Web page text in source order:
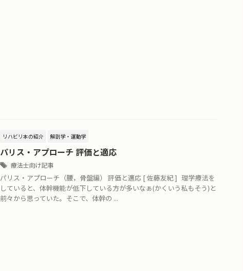
リハビリ本の紹介 解剖学・運動学
パリス・アプローチ 評価と適応
療法士向け記事
パリス・アプローチ（腰，骨盤編） 評価と適応 [ 佐藤友紀 ] 理学療法を
していると、体幹機能が低下している方が多いなぁ(かくいう私もそう)と
前々から思っていた。そこで、体幹の ...